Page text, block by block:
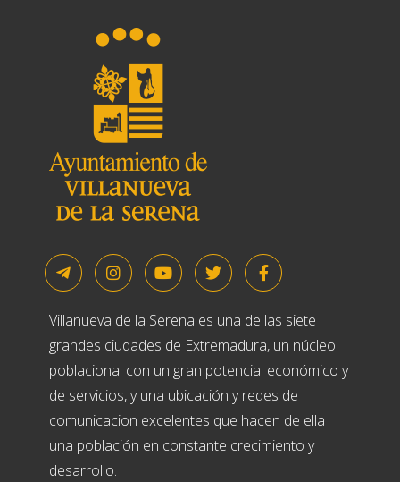
Villanueva de la Serena es una de las siete
grandes ciudades de Extremadura, un núcleo
poblacional con un gran potencial económico y
de servicios, y una ubicación y redes de
comunicacion excelentes que hacen de ella
una población en constante crecimiento y
desarrollo.